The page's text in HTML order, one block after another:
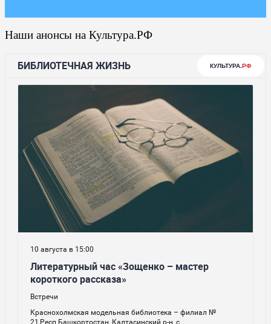
Наши анонсы на Культура.РФ